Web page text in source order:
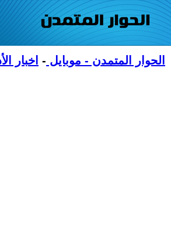
الحوار المتمدن - موبايل - اخبار